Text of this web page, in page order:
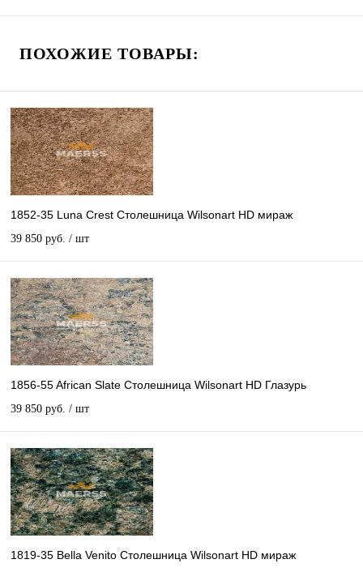
ПОХОЖИЕ ТОВАРЫ:
1852-35 Luna Crest Столешница Wilsonart HD мираж
39 850 руб. / шт
1856-55 African Slate Столешница Wilsonart HD Глазурь
39 850 руб. / шт
1819-35 Bella Venito Столешница Wilsonart HD мираж